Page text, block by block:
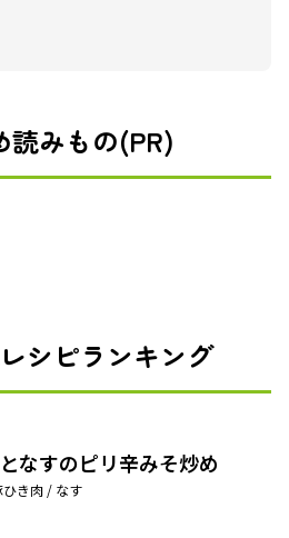
読みもの(PR)
シピランキング
なすのピリ辛みそ炒め
ひき肉 / なす